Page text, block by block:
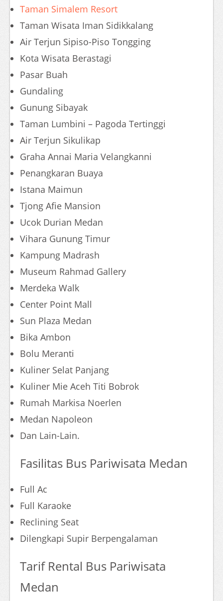
Taman Simalem Resort
Taman Wisata Iman Sidikkalang
Air Terjun Sipiso-Piso Tongging
Kota Wisata Berastagi
Pasar Buah
Gundaling
Gunung Sibayak
Taman Lumbini – Pagoda Tertinggi
Air Terjun Sikulikap
Graha Annai Maria Velangkanni
Penangkaran Buaya
Istana Maimun
Tjong Afie Mansion
Ucok Durian Medan
Vihara Gunung Timur
Kampung Madrash
Museum Rahmad Gallery
Merdeka Walk
Center Point Mall
Sun Plaza Medan
Bika Ambon
Bolu Meranti
Kuliner Selat Panjang
Kuliner Mie Aceh Titi Bobrok
Rumah Markisa Noerlen
Medan Napoleon
Dan Lain-Lain.
Fasilitas Bus Pariwisata Medan
Full Ac
Full Karaoke
Reclining Seat
Dilengkapi Supir Berpengalaman
Tarif Rental Bus Pariwisata
Medan